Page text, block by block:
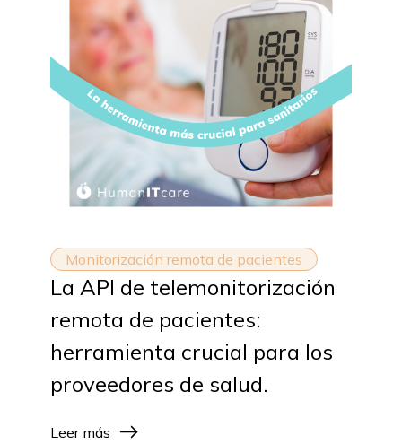
Monitorización remota de pacientes
La API de telemonitorización
remota de pacientes:
herramienta crucial para los
proveedores de salud.
Leer más